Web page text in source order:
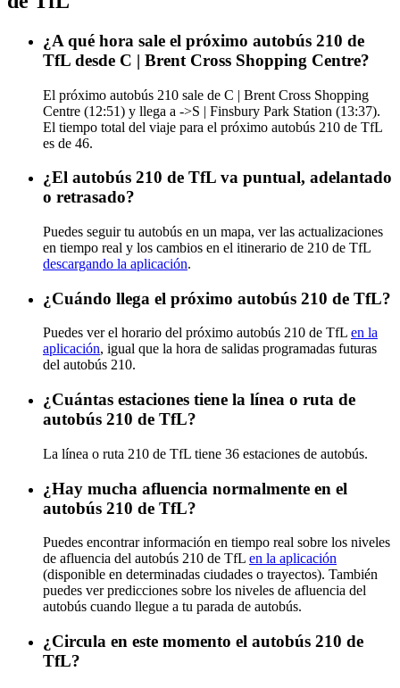
¿A qué hora sale el próximo autobús 210 de
TfL desde C | Brent Cross Shopping Centre?
El próximo autobús 210 sale de C | Brent Cross Shopping
Centre (12:51) y llega a ->S | Finsbury Park Station (13:37).
El tiempo total del viaje para el próximo autobús 210 de TfL
es de 46.
¿El autobús 210 de TfL va puntual, adelantado
o retrasado?
Puedes seguir tu autobús en un mapa, ver las actualizaciones
en tiempo real y los cambios en el itinerario de 210 de TfL
descargando la aplicación.
¿Cuándo llega el próximo autobús 210 de TfL?
Puedes ver el horario del próximo autobús 210 de TfL en la
aplicación, igual que la hora de salidas programadas futuras
del autobús 210.
¿Cuántas estaciones tiene la línea o ruta de
autobús 210 de TfL?
La línea o ruta 210 de TfL tiene 36 estaciones de autobús.
¿Hay mucha afluencia normalmente en el
autobús 210 de TfL?
Puedes encontrar información en tiempo real sobre los niveles
de afluencia del autobús 210 de TfL en la aplicación
(disponible en determinadas ciudades o trayectos). También
puedes ver predicciones sobre los niveles de afluencia del
autobús cuando llegue a tu parada de autobús.
¿Circula en este momento el autobús 210 de
TfL?